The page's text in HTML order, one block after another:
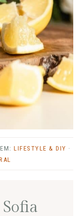
LIFESTYLE & DIY ·
Sofia